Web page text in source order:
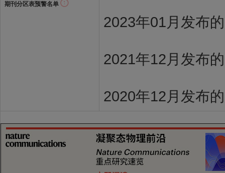
期刊分区表预警名单
2023年01月发布
2021年12月发布
2020年12月发布